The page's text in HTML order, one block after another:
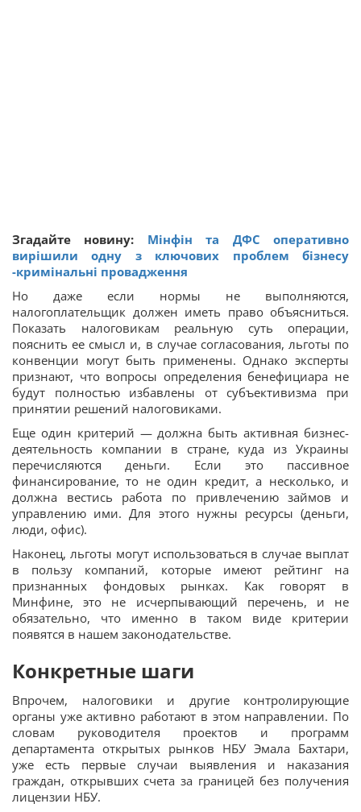
Згадайте новину: Мінфін та ДФС оперативно
вирішили одну з ключових проблем бізнесу
-кримінальні провадження
Но даже если нормы не выполняются,
налогоплательщик должен иметь право объясниться.
Показать налоговикам реальную суть операции,
пояснить ее смысл и, в случае согласования, льготы по
конвенции могут быть применены. Однако эксперты
признают, что вопросы определения бенефициара не
будут полностью избавлены от субъективизма при
принятии решений налоговиками.
Еще один критерий — должна быть активная бизнес-
деятельность компании в стране, куда из Украины
перечисляются деньги. Если это пассивное
финансирование, то не один кредит, а несколько, и
должна вестись работа по привлечению займов и
управлению ими. Для этого нужны ресурсы (деньги,
люди, офис).
Наконец, льготы могут использоваться в случае выплат
в пользу компаний, которые имеют рейтинг на
признанных фондовых рынках. Как говорят в
Минфине, это не исчерпывающий перечень, и не
обязательно, что именно в таком виде критерии
появятся в нашем законодательстве.
Конкретные шаги
Впрочем, налоговики и другие контролирующие
органы уже активно работают в этом направлении. По
словам руководителя проектов и программ
департамента открытых рынков НБУ Эмала Бахтари,
уже есть первые случаи выявления и наказания
граждан, открывших счета за границей без получения
лицензии НБУ.